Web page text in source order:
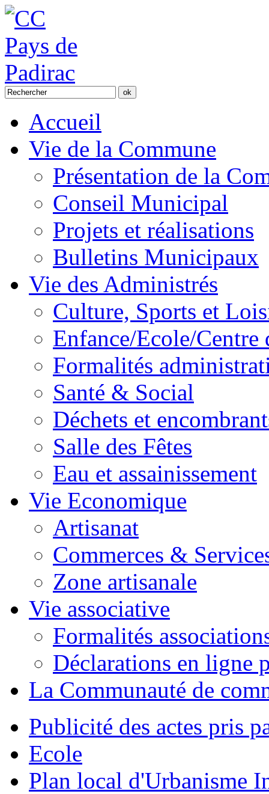
Accueil
Vie de la Commune
Présentation de la
Conseil Municipal
Projets et réalisations
Bulletins Municipaux
Vie des Administrés
Culture, Sports et
Enfance/Ecole/Centre
Formalités
Santé & Social
Déchets et
Salle des Fêtes
Eau et assainissement
Vie Economique
Artisanat
Commerces &
Zone artisanale
Vie associative
Formalités
Déclarations en ligne
La Communauté de
Publicité des actes pris
Ecole
Plan local d'Urbanisme